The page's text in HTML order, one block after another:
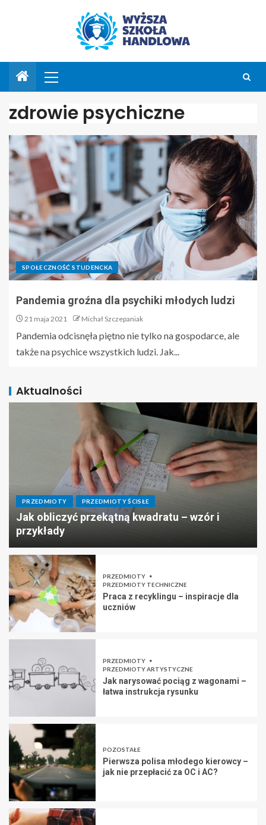
zdrowie psychiczne
SPOŁECZNOŚĆ STUDENCKA
Pandemia groźna dla psychiki młodych ludzi
21 maja 2021 Michał Szczepaniak
Pandemia odcisnęła piętno nie tylko na gospodarce, ale
także na psychice wszystkich ludzi. Jak...
Aktualności
PRZEDMIOTY PRZEDMIOTY ŚCISŁE
Jak obliczyć przekątną kwadratu – wzór i
przykłady
PRZEDMIOTY
PRZEDMIOTY TECHNICZNE
Praca z recyklingu – inspiracje dla
uczniów
PRZEDMIOTY
PRZEDMIOTY ARTYSTYCZNE
Jak narysować pociąg z wagonami –
łatwa instrukcja rysunku
POZOSTAŁE
Pierwsza polisa młodego kierowcy –
jak nie przepłacić za OC i AC?